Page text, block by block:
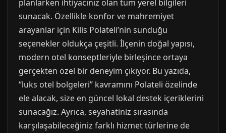
planlarken ihtiyacınız olan tüm yerel bilgileri
sunacak. Özellikle konfor ve mahremiyet
arayanlar için Kilis Polateli’nin sunduğu
seçenekler oldukça çeşitli. İlçenin doğal yapısı,
modern otel konseptleriyle birleşince ortaya
gerçekten özel bir deneyim çıkıyor. Bu yazıda,
“luks otel bolgeleri” kavramını Polateli özelinde
ele alacak, size en güncel lokal destek içeriklerini
sunacağız. Ayrıca, seyahatiniz sırasında
karşılaşabileceğiniz farklı hizmet türlerine de